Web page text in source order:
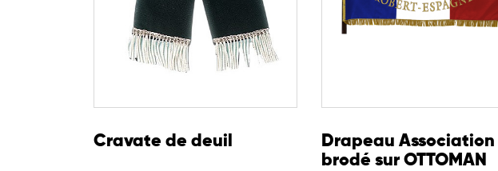
Cravate de deuil
Drapeau Association
brodé sur OTTOMAN